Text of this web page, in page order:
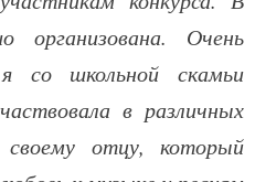
организована. Очень
школьной скамьи
в различных
своему отцу, который